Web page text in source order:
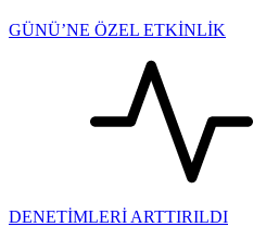
GÜNÜ’NE ÖZEL ETKİNLİK
DENETİMLERİ ARTTIRILDI